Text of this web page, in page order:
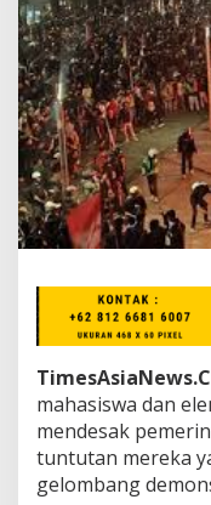
n
t
u
t
a
n
R
a
k
y
a
t
e
o
A
g
u
mahasiswa dan
mendesak
tuntutan mereka
gelombang